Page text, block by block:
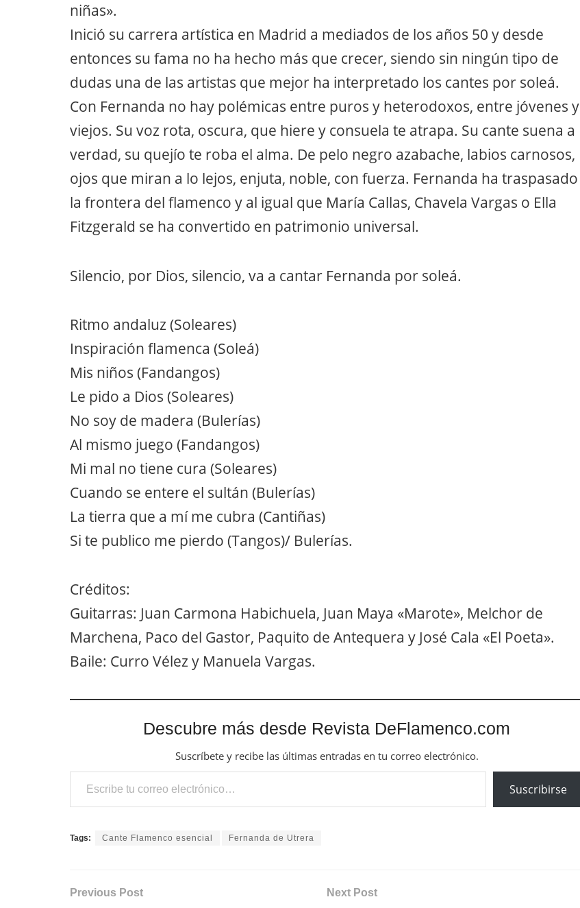
niñas».
Inició su carrera artística en Madrid a mediados de los años 50 y desde
entonces su fama no ha hecho más que crecer, siendo sin ningún tipo de
dudas una de las artistas que mejor ha interpretado los cantes por soleá.
Con Fernanda no hay polémicas entre puros y heterodoxos, entre jóvenes y
viejos. Su voz rota, oscura, que hiere y consuela te atrapa. Su cante suena a
verdad, su quejío te roba el alma. De pelo negro azabache, labios carnosos,
ojos que miran a lo lejos, enjuta, noble, con fuerza. Fernanda ha traspasado
la frontera del flamenco y al igual que María Callas, Chavela Vargas o Ella
Fitzgerald se ha convertido en patrimonio universal.
Silencio, por Dios, silencio, va a cantar Fernanda por soleá.
Ritmo andaluz (Soleares)
Inspiración flamenca (Soleá)
Mis niños (Fandangos)
Le pido a Dios (Soleares)
No soy de madera (Bulerías)
Al mismo juego (Fandangos)
Mi mal no tiene cura (Soleares)
Cuando se entere el sultán (Bulerías)
La tierra que a mí me cubra (Cantiñas)
Si te publico me pierdo (Tangos)/ Bulerías.
Créditos:
Guitarras: Juan Carmona Habichuela, Juan Maya «Marote», Melchor de
Marchena, Paco del Gastor, Paquito de Antequera y José Cala «El Poeta».
Baile: Curro Vélez y Manuela Vargas.
Descubre más desde Revista DeFlamenco.com
Suscríbete y recibe las últimas entradas en tu correo electrónico.
Escribe tu correo electrónico…
Suscribirse
Tags: Cante Flamenco esencial Fernanda de Utrera
Previous Post
Next Post